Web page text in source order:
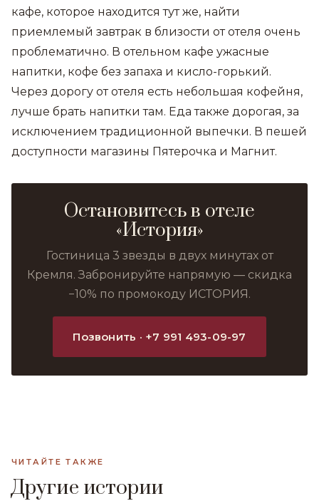
кафе, которое находится тут же, найти
приемлемый завтрак в близости от отеля очень
проблематично. В отельном кафе ужасные
напитки, кофе без запаха и кисло-горький.
Через дорогу от отеля есть небольшая кофейня,
лучше брать напитки там. Еда также дорогая, за
исключением традиционной выпечки. В пешей
доступности магазины Пятерочка и Магнит.
Остановитесь в отеле
«История»
Гостиница 3 звезды в двух минутах от
Кремля. Забронируйте напрямую — скидка
−10% по промокоду ИСТОРИЯ.
Позвонить · +7 991 493-09-97
ЧИТАЙТЕ ТАКЖЕ
Другие истории